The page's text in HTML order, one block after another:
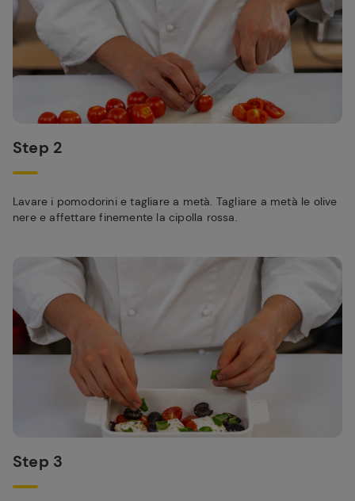
Step 2
Lavare i pomodorini e tagliare a metà. Tagliare a metà le olive
nere e affettare finemente la cipolla rossa.
Step 3